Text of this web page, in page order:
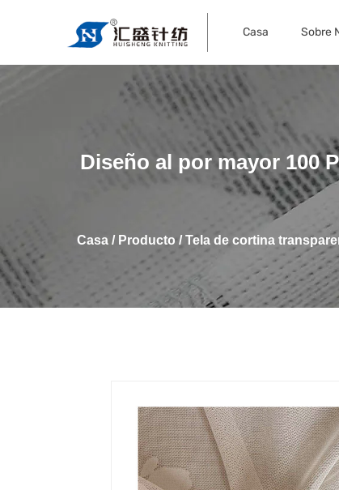
Casa Sobre
Diseño al por mayor 100
Casa/ Producto/ Tela de cortina